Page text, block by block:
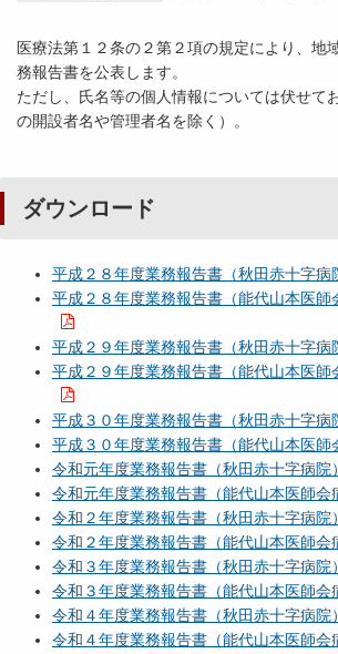
医療法第１２条の２第２項の規定により、地
務報告書を公表します。
ただし、氏名等の個人情報については伏せて
の開設者名や管理者名を除く）。
ダウンロード
平成２８年度業務報告書（秋田赤十字病
平成２８年度業務報告書（能代山本医師
平成２９年度業務報告書（秋田赤十字病
平成２９年度業務報告書（能代山本医師
平成３０年度業務報告書（秋田赤十字病
平成３０年度業務報告書（能代山本医師
令和元年度業務報告書（秋田赤十字病院
令和元年度業務報告書（能代山本医師会
令和２年度業務報告書（秋田赤十字病院
令和２年度業務報告書（能代山本医師会
令和３年度業務報告書（秋田赤十字病院
令和３年度業務報告書（能代山本医師会
令和４年度業務報告書（秋田赤十字病院
令和４年度業務報告書（能代山本医師会